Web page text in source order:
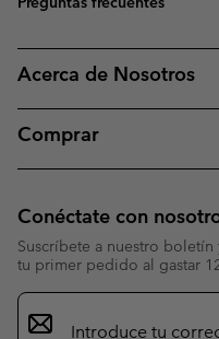
Acerca de Nosotros
Comprar
Conéctate con
Suscríbete a nuestro
tu primer pedido al gastar
Suscripción
de